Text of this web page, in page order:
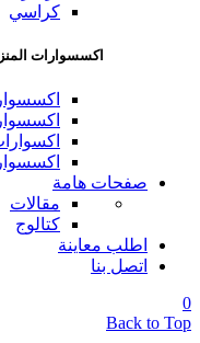
كراسي
اكسسوارات
صفحات هامة
مقالات
كتالوج
اطلب معاينة
اتصل بنا
0
Back to Top